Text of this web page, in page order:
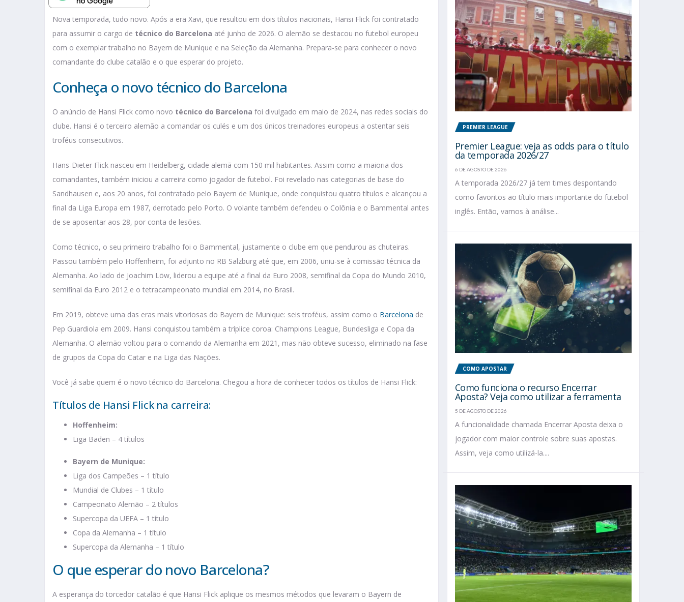
Nova temporada, tudo novo. Após a era Xavi, que resultou em dois títulos nacionais, Hansi Flick foi contratado
para assumir o cargo de técnico do Barcelona até junho de 2026. O alemão se destacou no futebol europeu
com o exemplar trabalho no Bayern de Munique e na Seleção da Alemanha. Prepara-se para conhecer o novo
comandante do clube catalão e o que esperar do projeto.
Conheça o novo técnico do Barcelona
O anúncio de Hansi Flick como novo técnico do Barcelona foi divulgado em maio de 2024, nas redes sociais do
clube. Hansi é o terceiro alemão a comandar os culés e um dos únicos treinadores europeus a ostentar seis
troféus consecutivos.
Hans-Dieter Flick nasceu em Heidelberg, cidade alemã com 150 mil habitantes. Assim como a maioria dos
comandantes, também iniciou a carreira como jogador de futebol. Foi revelado nas categorias de base do
Sandhausen e, aos 20 anos, foi contratado pelo Bayern de Munique, onde conquistou quatro títulos e alcançou a
final da Liga Europa em 1987, derrotado pelo Porto. O volante também defendeu o Colônia e o Bammental antes
de se aposentar aos 28, por conta de lesões.
Como técnico, o seu primeiro trabalho foi o Bammental, justamente o clube em que pendurou as chuteiras.
Passou também pelo Hoffenheim, foi adjunto no RB Salzburg até que, em 2006, uniu-se à comissão técnica da
Alemanha. Ao lado de Joachim Löw, liderou a equipe até a final da Euro 2008, semifinal da Copa do Mundo 2010,
semifinal da Euro 2012 e o tetracampeonato mundial em 2014, no Brasil.
Em 2019, obteve uma das eras mais vitoriosas do Bayern de Munique: seis troféus, assim como o Barcelona de
Pep Guardiola em 2009. Hansi conquistou também a tríplice coroa: Champions League, Bundesliga e Copa da
Alemanha. O alemão voltou para o comando da Alemanha em 2021, mas não obteve sucesso, eliminado na fase
de grupos da Copa do Catar e na Liga das Nações.
Você já sabe quem é o novo técnico do Barcelona. Chegou a hora de conhecer todos os títulos de Hansi Flick:
Títulos de Hansi Flick na carreira:
Hoffenheim:
Liga Baden – 4 títulos
Bayern de Munique:
Liga dos Campeões – 1 título
Mundial de Clubes – 1 título
Campeonato Alemão – 2 títulos
Supercopa da UEFA – 1 título
Copa da Alemanha – 1 título
Supercopa da Alemanha – 1 título
O que esperar do novo Barcelona?
A esperança do torcedor catalão é que Hansi Flick aplique os mesmos métodos que levaram o Bayern de
PREMIER LEAGUE
Premier League: veja as odds para o título
da temporada 2026/27
6 DE AGOSTO DE 2026
A temporada 2026/27 já tem times despontando
como favoritos ao título mais importante do futebol
inglês. Então, vamos à análise...
COMO APOSTAR
Como funciona o recurso Encerrar
Aposta? Veja como utilizar a ferramenta
5 DE AGOSTO DE 2026
A funcionalidade chamada Encerrar Aposta deixa o
jogador com maior controle sobre suas apostas.
Assim, veja como utilizá-la....